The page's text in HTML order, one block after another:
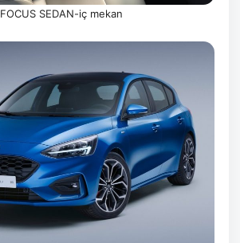
FOCUS SEDAN-iç mekan